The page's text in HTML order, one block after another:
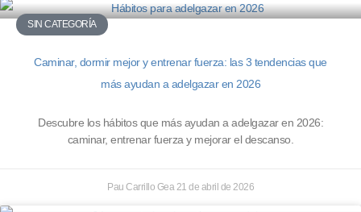
SIN CATEGORÍA
Caminar, dormir mejor y entrenar fuerza: las 3 tendencias que
más ayudan a adelgazar en 2026
Descubre los hábitos que más ayudan a adelgazar en 2026:
caminar, entrenar fuerza y mejorar el descanso.
Pau Carrillo Gea21 de abril de 2026